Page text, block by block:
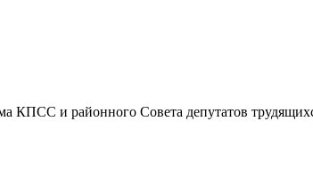
КПСС и районного Совета депутатов